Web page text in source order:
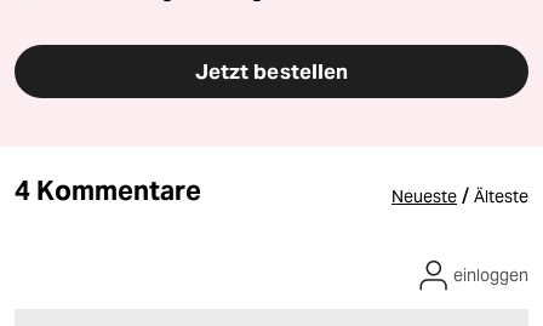
Jetzt bestellen
4 Kommentare Neueste / Älteste
einloggen